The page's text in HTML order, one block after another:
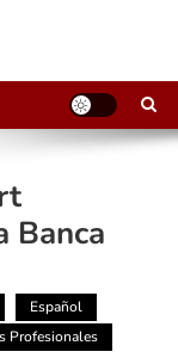
Banca
Español
Profesionales